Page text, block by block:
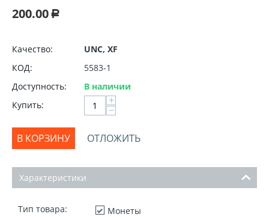
200.00 Р
Качество:
UNC, XF
КОД:
5583-1
Доступность:
В наличии
Купить:
+
−
В КОРЗИНУ ОТЛОЖИТЬ
Характеристики
Тип товара: Монеты